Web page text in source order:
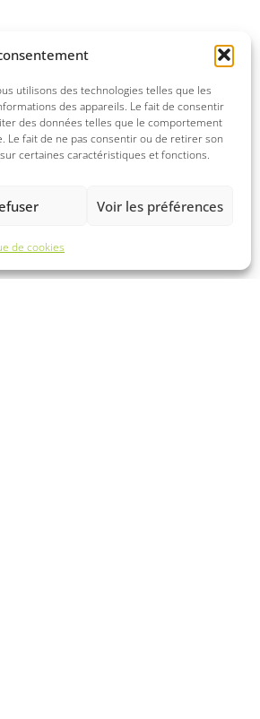
utilisons des technologies telles que les
des appareils. Le fait de consentir
des données telles que le comportement
Le fait de ne pas consentir ou de retirer son
certaines caractéristiques et fonctions.
Voir les préférences
de cookies